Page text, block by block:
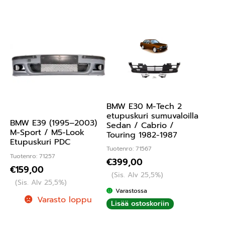
BMW E39 (1995–2003)
M-Sport / M5-Look
Etupuskuri PDC
Tuotenro: 71257
€159,00
(Sis. Alv 25,5%)
Varasto loppu
BMW E30 M-Tech 2
etupuskuri sumuvaloilla
Sedan / Cabrio /
Touring 1982-1987
Tuotenro: 71567
€399,00
(Sis. Alv 25,5%)
Varastossa
Lisää ostoskoriin